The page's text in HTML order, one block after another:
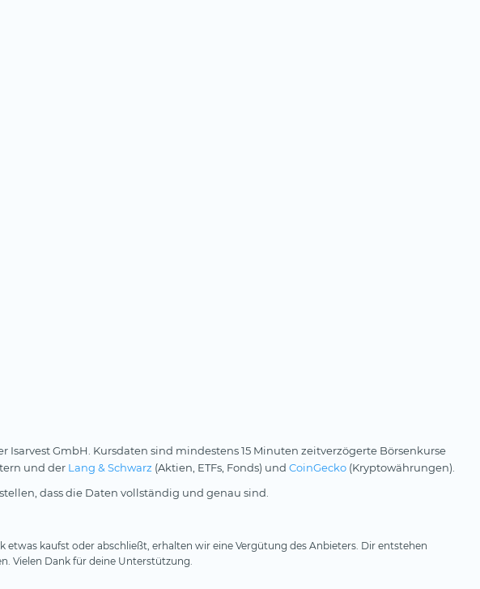
Isarvest GmbH. Kursdaten sind mindestens 15 Minuten zeitverzögerte Börsenkurse
und der Lang & Schwarz (Aktien, ETFs, Fonds) und CoinGecko (Kryptowährungen).
dass die Daten vollständig und genau sind.
kaufst oder abschließt, erhalten wir eine Vergütung des Anbieters. Dir entstehen
Vielen Dank für deine Unterstützung.